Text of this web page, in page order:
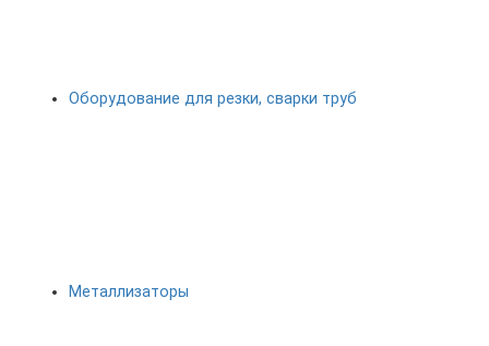
Оборудование для резки, сварки труб
Металлизаторы